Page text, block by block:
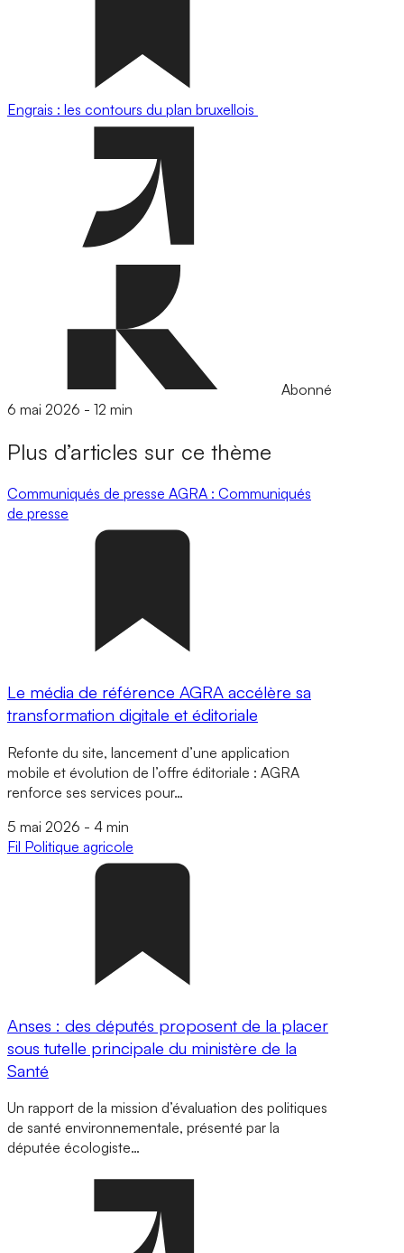
Engrais : les contours du plan bruxellois
Abonné
6 mai 2026 - 12 min
Plus d’articles sur ce thème
Communiqués de presse AGRA : Communiqués
de presse
Le média de référence AGRA accélère sa
transformation digitale et éditoriale
Refonte du site, lancement d’une application
mobile et évolution de l’offre éditoriale : AGRA
renforce ses services pour…
5 mai 2026 - 4 min
Fil Politique agricole
Anses : des députés proposent de la placer
sous tutelle principale du ministère de la
Santé
Un rapport de la mission d’évaluation des politiques
de santé environnementale, présenté par la
députée écologiste…